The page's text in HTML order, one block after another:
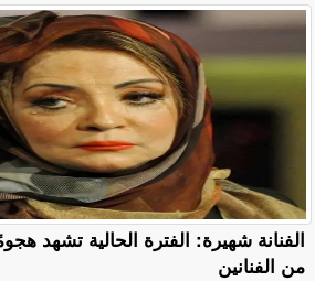
الفنانة شهيرة: الفترة الحالية تشهد
من الفنانين